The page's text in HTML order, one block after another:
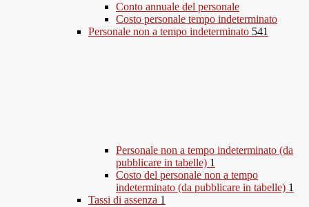
Conto annuale del personale
Costo personale tempo indeterminato
Personale non a tempo indeterminato 541
Personale non a tempo indeterminato (da
pubblicare in tabelle) 1
Costo del personale non a tempo
indeterminato (da pubblicare in tabelle) 1
Tassi di assenza 1